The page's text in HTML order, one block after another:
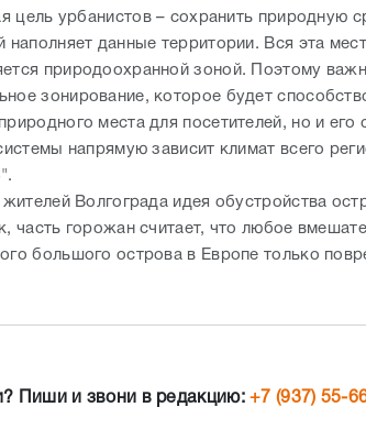
цель урбанистов – сохранить природную
данные территории. Вся эта
природоохранной зоной. Поэтому
зонирование, которое будет
места для посетителей, но и его
напрямую зависит климат всего
Волгограда идея обустройства
часть горожан считает, что любое
большого острова в Европе только
Пиши и звони в редакцию:+7 (937) 55-